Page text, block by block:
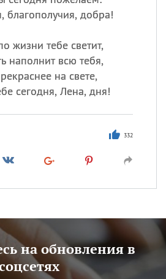
благополучия, добра!
жизни тебе светит,
наполнит всю тебя,
на свете,
сегодня, Лена, дня!
332
на обновления в